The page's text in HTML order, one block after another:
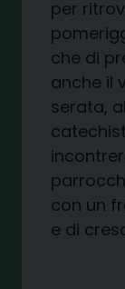
per
che di
anche il
serata,
con un
e di